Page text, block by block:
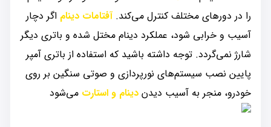
را در دورهای مختلف کنترل می‌کند.آفتامات دینام اگر دچار
آسیب و خرابی شود، عملکرد دینام مختل شده و باتری دیگر
شارژ نمی‌گردد. توجه داشته باشید که استفاده از باتری آمپر
پایین نصب سیستم‌های نورپردازی و صوتی سنگین بر روی
خودرو، منجر به آسیب دیدن دینام و استارت می‌شود